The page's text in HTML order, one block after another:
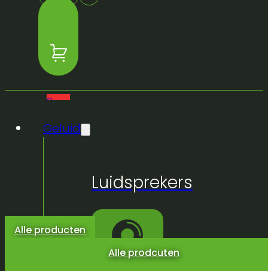
Alle prodcuten
0
producten
winkelwagen.
Geluid
Luidsprekers
Alle producten